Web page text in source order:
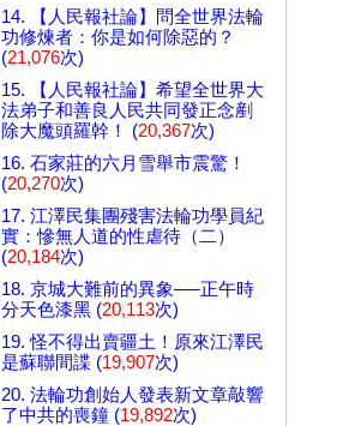
14. 【人民報社論】問全世界法輪
功修煉者：你是如何除惡的？
(21,076次)
15. 【人民報社論】希望全世界大
法弟子和善良人民共同發正念剷
除大魔頭羅幹！ (20,367次)
16. 石家莊的六月雪舉市震驚！
(20,270次)
17. 江澤民集團殘害法輪功學員紀
實：慘無人道的性虐待（二）
(20,184次)
18. 京城大難前的異象──正午時
分天色漆黑 (20,113次)
19. 怪不得出賣疆土！原來江澤民
是蘇聯間諜 (19,907次)
20. 法輪功創始人發表新文章敲響
了中共的喪鐘 (19,892次)